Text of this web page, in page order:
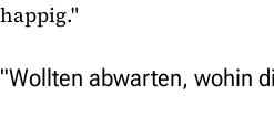
happig."
"Wollten abwarten, wohin